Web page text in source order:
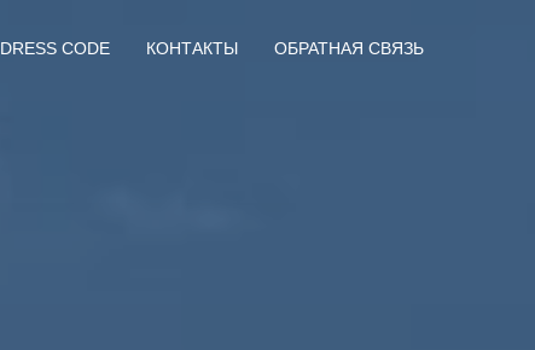
DRESS CODE КОНТАКТЫ ОБРАТНАЯ СВЯЗЬ